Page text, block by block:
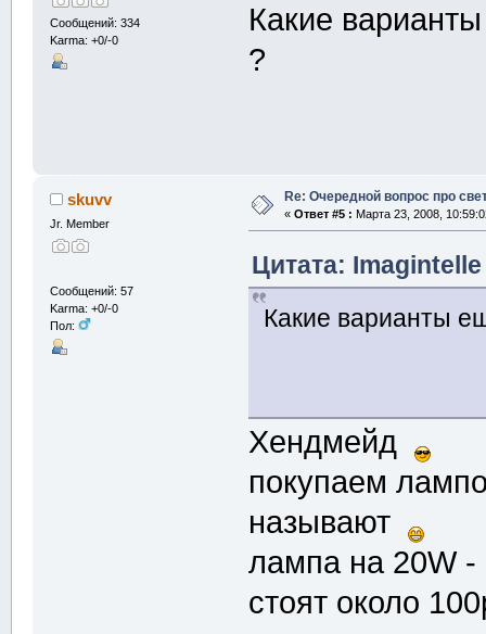
Сообщений: 334
Karma: +0/-0
Какие
?
skuvv
Jr. Member
Сообщений: 57
Karma: +0/-0
Пол:
Re: Очередной вопрос про
« Ответ #5 : Марта 23, 2008,
Цитата:
Какие варианты
Хендмейд
покупаем
называют
лампа на 20W
стоят около